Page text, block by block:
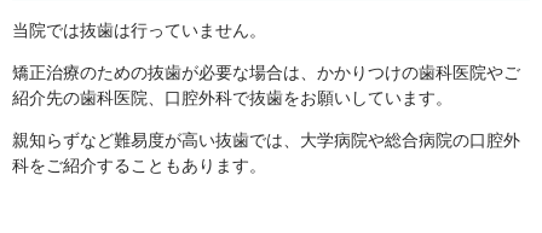
当院では抜歯は行っていません。
矯正治療のための抜歯が必要な場合は、かかりつけの歯科医院やご
紹介先の歯科医院、口腔外科で抜歯をお願いしています。
親知らずなど難易度が高い抜歯では、大学病院や総合病院の口腔外
科をご紹介することもあります。